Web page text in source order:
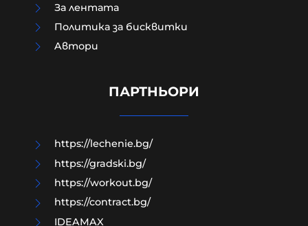
Модернизацията на бойната ни
години нехайство и саботажи
За лентата
Политика за бисквитки
Aвтори
ПАРТНЬОРИ
https://lechenie.bg/
https://gradski.bg/
https://workout.bg/
https://contract.bg/
IDEAMAX